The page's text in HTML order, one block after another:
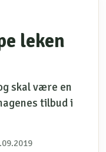
leken
skal være en
tilbud i